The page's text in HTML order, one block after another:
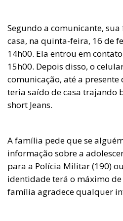
Segundo a comunicante,
casa, na quinta-feira, 16 de
14h00. Ela entrou em
15h00. Depois disso, o
comunicação, até a presente
teria saído de casa trajando
short Jeans.
A família pede que se
informação sobre a
para a Polícia Militar (190)
identidade terá o máximo de
família agradece qualquer